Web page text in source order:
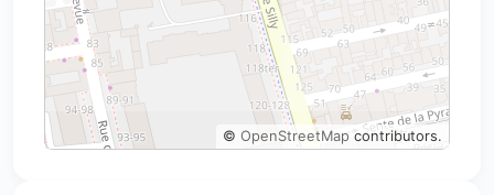
© OpenStreetMap contributors.